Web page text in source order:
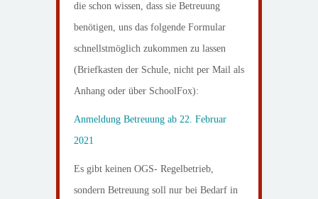
die schon wissen, dass sie Betreuung
benötigen, uns das folgende Formular
schnellstmöglich zukommen zu lassen
(Briefkasten der Schule, nicht per Mail als
Anhang oder über SchoolFox):
Anmeldung Betreuung ab 22. Februar
2021
Es gibt keinen OGS- Regelbetrieb,
sondern Betreuung soll nur bei Bedarf in